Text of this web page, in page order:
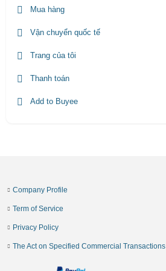
Mua hàng
Vận chuyển quốc tế
Trang của tôi
Thanh toán
Add to Buyee
Company Profile
Term of Service
Privacy Policy
The Act on Specified Commercial Transactions